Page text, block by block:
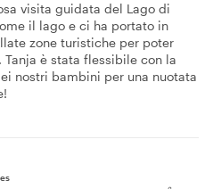
visita guidata del Lago di
il lago e ci ha portato in
zone turistiche per poter
è stata flessibile con la
nostri bambini per una nuotata